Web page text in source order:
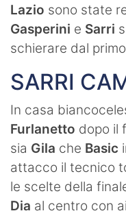
Lazio sono state
Gasperini e Sarri
schierare dal
SARRI
In casa
Furlanetto dopo il
sia Gila che Basic
attacco il tecnico
le scelte della
Dia al centro con